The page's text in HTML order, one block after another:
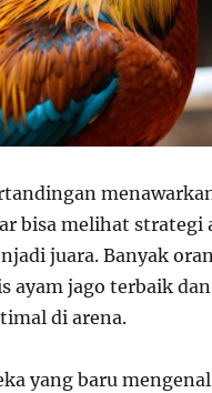
bisa melihat strategi
juara. Banyak
ayam jago terbaik
di arena.
yang baru